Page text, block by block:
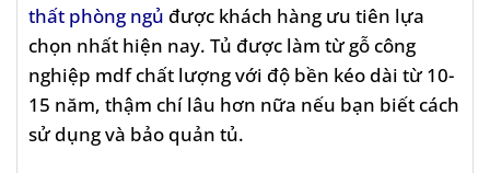
thất phòng ngủ được khách hàng ưu tiên lựa
chọn nhất hiện nay. Tủ được làm từ gỗ công
nghiệp mdf chất lượng với độ bền kéo dài từ 10-
15 năm, thậm chí lâu hơn nữa nếu bạn biết cách
sử dụng và bảo quản tủ.